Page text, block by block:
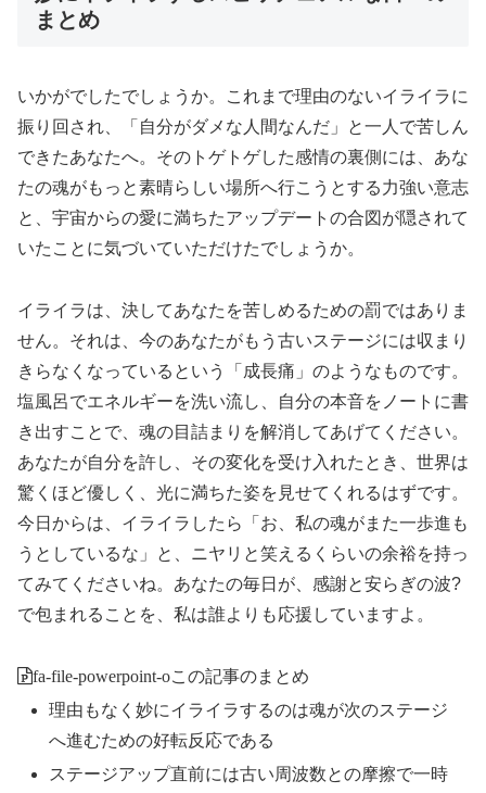
まとめ
いかがでしたでしょうか。これまで理由のないイライラに
振り回され、「自分がダメな人間なんだ」と一人で苦しん
できたあなたへ。そのトゲトゲした感情の裏側には、あな
たの魂がもっと素晴らしい場所へ行こうとする力強い意志
と、宇宙からの愛に満ちたアップデートの合図が隠されて
いたことに気づいていただけたでしょうか。
イライラは、決してあなたを苦しめるための罰ではありま
せん。それは、今のあなたがもう古いステージには収まり
きらなくなっているという「成長痛」のようなものです。
塩風呂でエネルギーを洗い流し、自分の本音をノートに書
き出すことで、魂の目詰まりを解消してあげてください。
あなたが自分を許し、その変化を受け入れたとき、世界は
驚くほど優しく、光に満ちた姿を見せてくれるはずです。
今日からは、イライラしたら「お、私の魂がまた一歩進も
うとしているな」と、ニヤリと笑えるくらいの余裕を持っ
てみてくださいね。あなたの毎日が、感謝と安らぎの波?
で包まれることを、私は誰よりも応援していますよ。
fa-file-powerpoint-oこの記事のまとめ
理由もなく妙にイライラするのは魂が次のステージ
へ進むための好転反応である
ステージアップ直前には古い周波数との摩擦で一時